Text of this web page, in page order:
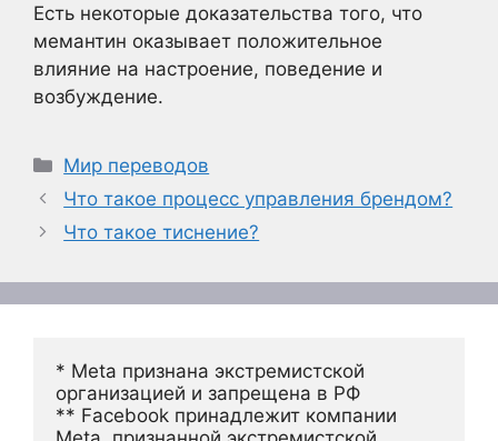
Есть некоторые доказательства того, что
мемантин оказывает положительное
влияние на настроение, поведение и
возбуждение.
Рубрики
Мир переводов
Что такое процесс управления брендом?
Что такое тиснение?
* Meta признана экстремистской
организацией и запрещена в РФ
** Facebook принадлежит компании